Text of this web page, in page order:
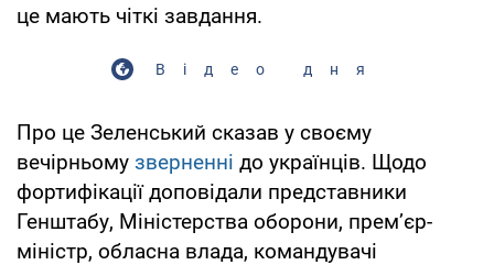
це мають чіткі завдання.
Відео дня
Про це Зеленський сказав у своєму
вечірньому зверненні до українців. Щодо
фортифікації доповідали представники
Генштабу, Міністерства оборони, премʼєр-
міністр, обласна влада, командувачі